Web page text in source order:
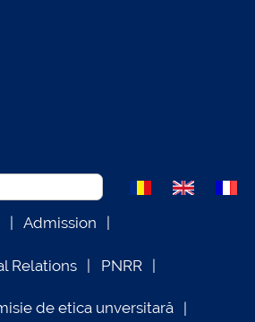
Admission
Relations PNRR
de etica unversitară